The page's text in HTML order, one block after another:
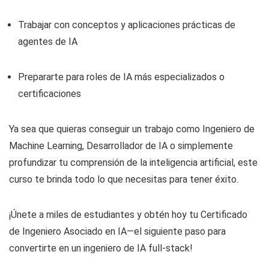
Trabajar con conceptos y aplicaciones prácticas de
agentes de IA
Prepararte para roles de IA más especializados o
certificaciones
Ya sea que quieras conseguir un trabajo como Ingeniero de
Machine Learning, Desarrollador de IA o simplemente
profundizar tu comprensión de la inteligencia artificial, este
curso te brinda todo lo que necesitas para tener éxito.
¡Únete a miles de estudiantes y obtén hoy tu Certificado
de Ingeniero Asociado en IA—el siguiente paso para
convertirte en un ingeniero de IA full-stack!